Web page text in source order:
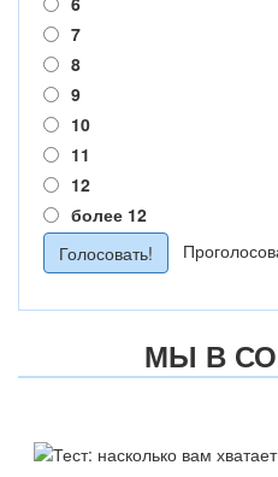
7
8
9
10
11
12
более 12
МЫ В